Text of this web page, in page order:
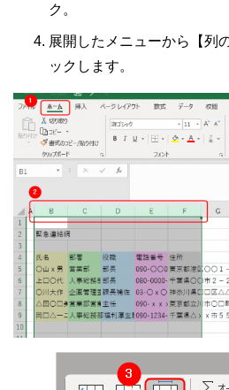
ク。
展開したメニューから【列
ックします。